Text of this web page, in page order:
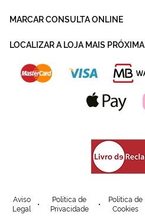
MARCAR CONSULTA ONLINE
LOCALIZAR A LOJA MAIS PRÓXIMA
Aviso
Legal
Política de
Privacidade
Política de
Cookies